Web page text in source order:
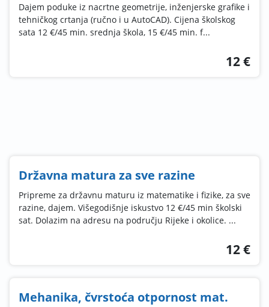
Dajem poduke iz nacrtne geometrije, inženjerske grafike i
tehničkog crtanja (ručno i u AutoCAD). Cijena školskog
sata 12 €/45 min. srednja škola, 15 €/45 min. f...
12 €
Državna matura za sve razine
Pripreme za državnu maturu iz matematike i fizike, za sve
razine, dajem. Višegodišnje iskustvo 12 €/45 min školski
sat. Dolazim na adresu na području Rijeke i okolice. ...
12 €
Mehanika, čvrstoća otpornost mat.